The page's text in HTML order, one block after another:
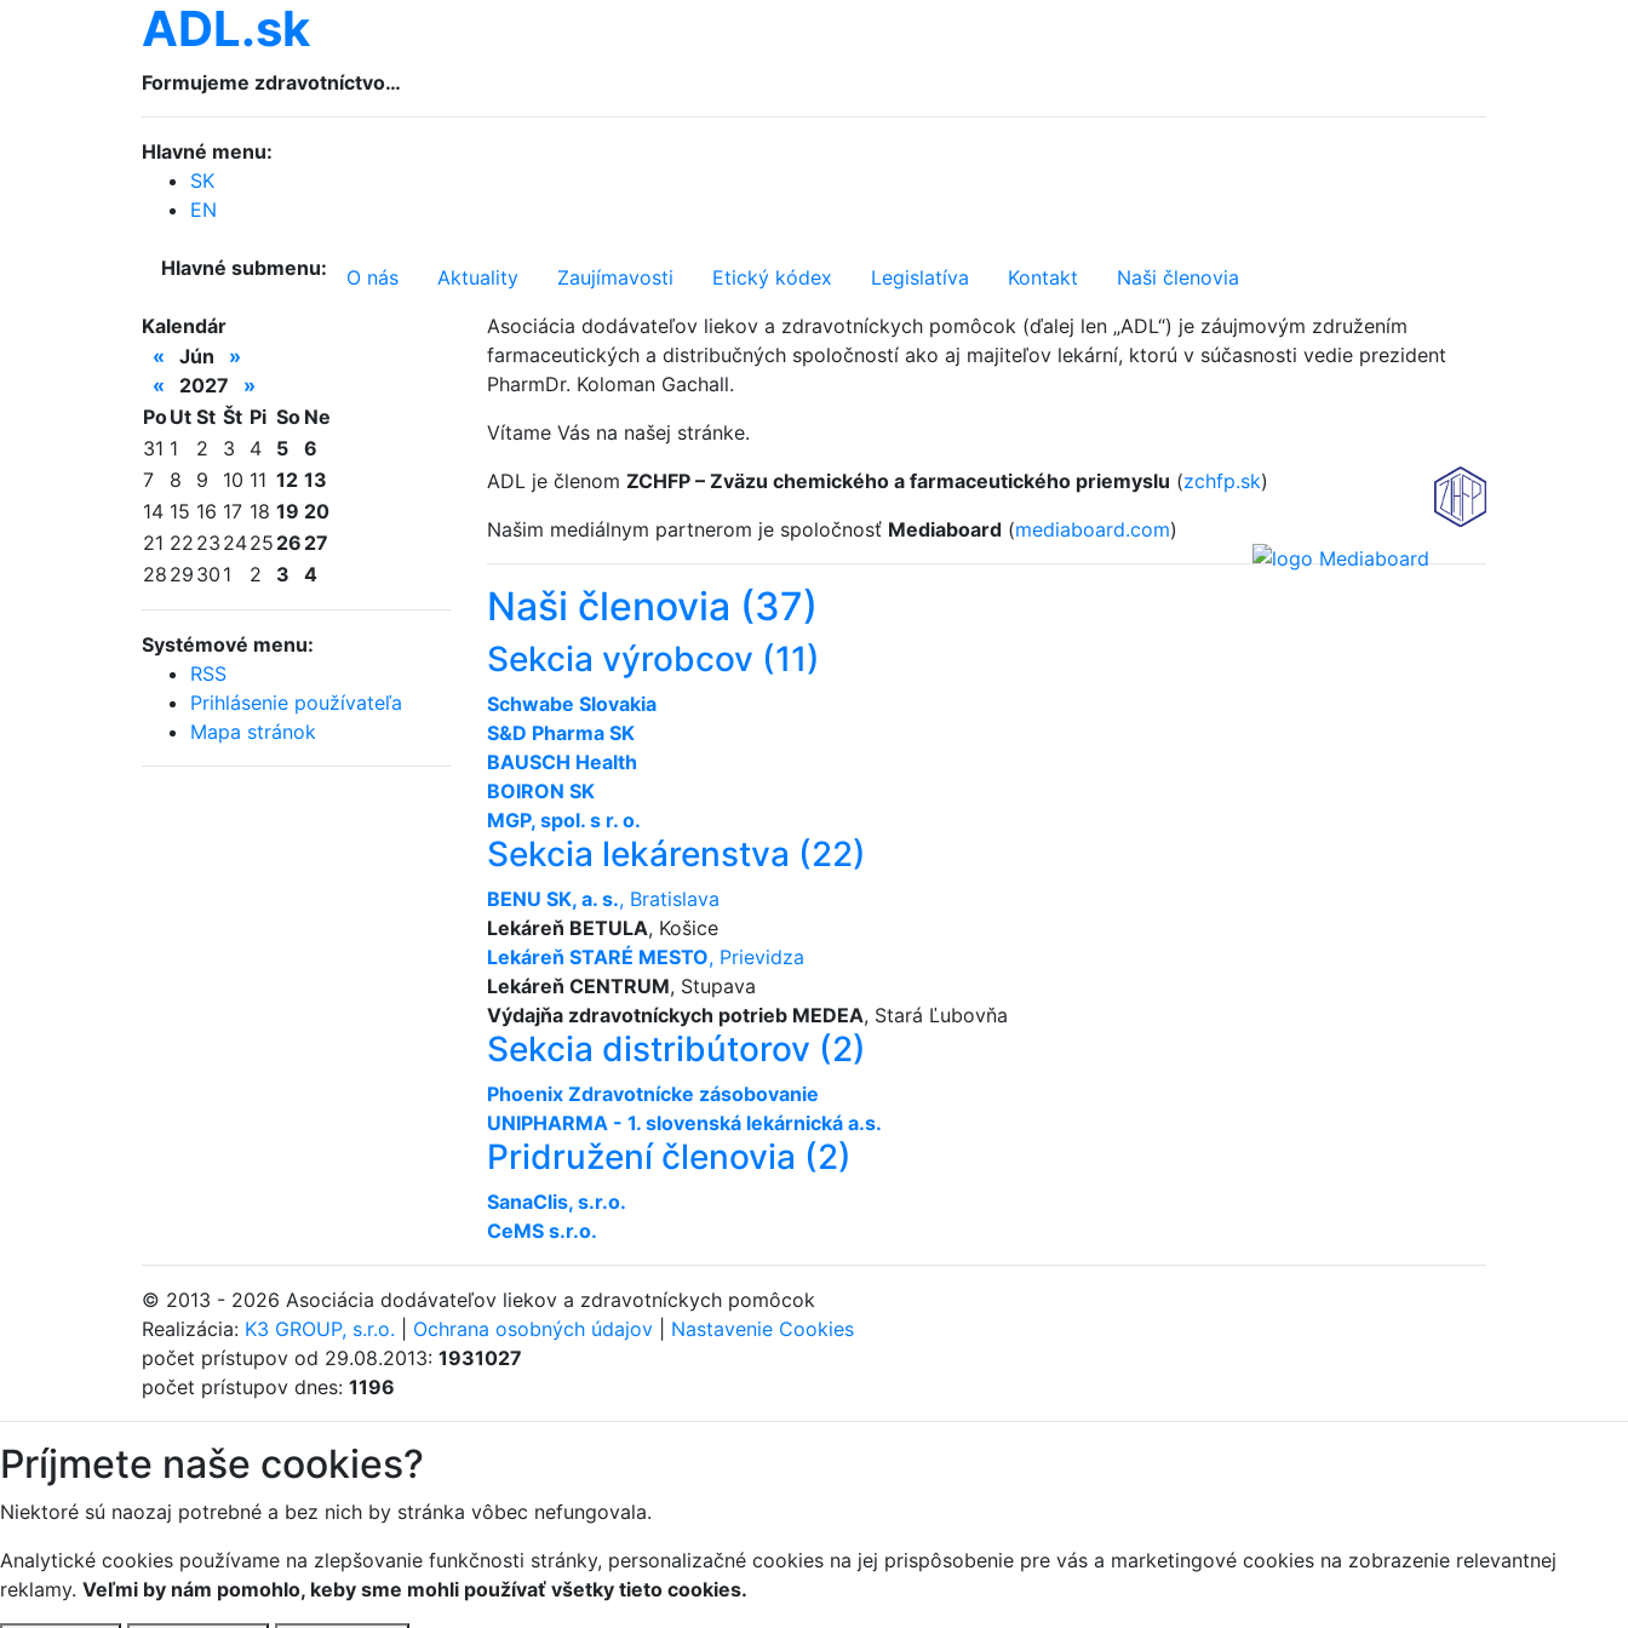
ADL.sk
Formujeme zdravotníctvo…
Hlavné menu:
SK
EN
Hlavné submenu: O nás Aktuality Zaujímavosti Etický kódex Legislatíva Kontakt
Naši členovia
Kalendár
«
Jún
»
«
2027
»
PoUt St Št Pi So Ne
31 1 2 3 4 5
6
7
8 9 10 11 12 13
14 15 16 17 18 19 20
21 22 23 2425 26 27
28 29 30 1 2 3 4
Systémové menu:
RSS
Prihlásenie používateľa
Mapa stránok
Asociácia dodávateľov liekov a zdravotníckych pomôcok (ďalej len „ADL“) je záujmovým združením
farmaceutických a distribučných spoločností ako aj majiteľov lekární, ktorú v súčasnosti vedie prezident
PharmDr. Koloman Gachall.
Vítame Vás na našej stránke.
ADL je členom ZCHFP – Zväzu chemického a farmaceutického priemyslu (zchfp.sk)
Našim mediálnym partnerom je spoločnosť Mediaboard (mediaboard.com)
Naši členovia (37)
Sekcia výrobcov (11)
Schwabe Slovakia
S&D Pharma SK
BAUSCH Health
BOIRON SK
MGP, spol. s r. o.
Sekcia lekárenstva (22)
BENU SK, a. s., Bratislava
Lekáreň BETULA, Košice
Lekáreň STARÉ MESTO, Prievidza
Lekáreň CENTRUM, Stupava
Výdajňa zdravotníckych potrieb MEDEA, Stará Ľubovňa
Sekcia distribútorov (2)
Phoenix Zdravotnícke zásobovanie
UNIPHARMA - 1. slovenská lekárnická a.s.
Pridružení členovia (2)
SanaClis, s.r.o.
CeMS s.r.o.
© 2013 - 2026 Asociácia dodávateľov liekov a zdravotníckych pomôcok
Realizácia: K3 GROUP, s.r.o. Ochrana osobných údajov
Nastavenie Cookies
počet prístupov od 29.08.2013: 1931027
počet prístupov dnes: 1196
Príjmete naše cookies?
Niektoré sú naozaj potrebné a bez nich by stránka vôbec nefungovala.
Analytické cookies používame na zlepšovanie funkčnosti stránky, personalizačné cookies na jej prispôsobenie pre vás a marketingové cookies na zobrazenie relevantnej
reklamy. Veľmi by nám pomohlo, keby sme mohli používať všetky tieto cookies.